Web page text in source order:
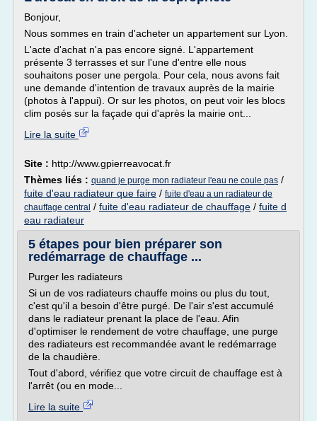
Bonjour,
Nous sommes en train d'acheter un appartement sur Lyon.
L'acte d'achat n'a pas encore signé. L'appartement
présente 3 terrasses et sur l'une d'entre elle nous
souhaitons poser une pergola. Pour cela, nous avons fait
une demande d'intention de travaux auprès de la mairie
(photos à l'appui). Or sur les photos, on peut voir les blocs
clim posés sur la façade qui d'après la mairie ont...
Lire la suite
Site : http://www.gpierreavocat.fr
Thèmes liés : quand je purge mon radiateur l'eau ne coule pas /
fuite d'eau radiateur que faire / fuite d'eau a un radiateur de
chauffage central / fuite d'eau radiateur de chauffage / fuite d
eau radiateur
5 étapes pour bien préparer son
redémarrage de chauffage ...
Purger les radiateurs
Si un de vos radiateurs chauffe moins ou plus du tout,
c'est qu'il a besoin d'être purgé. De l'air s'est accumulé
dans le radiateur prenant la place de l'eau. Afin
d'optimiser le rendement de votre chauffage, une purge
des radiateurs est recommandée avant le redémarrage
de la chaudière.
Tout d'abord, vérifiez que votre circuit de chauffage est à
l'arrêt (ou en mode...
Lire la suite